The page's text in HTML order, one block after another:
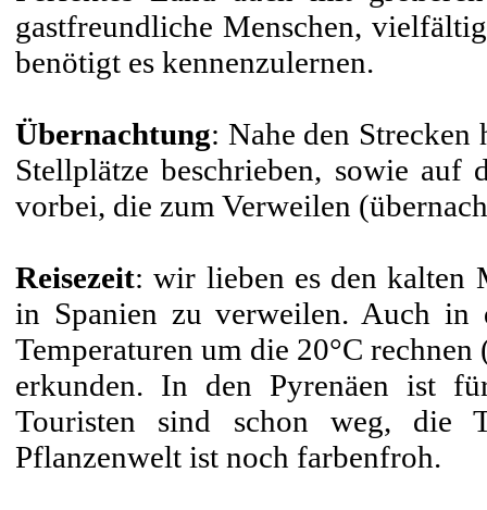
gastfreundliche Menschen,
benötigt es kennenzulernen.
Übernachtung: Nahe den
Stellplätze beschrieben, sowie auf
vorbei, die zum Verweilen
Reisezeit: wir lieben es den kalten
in Spanien zu verweilen. Auch in
Temperaturen um die 20°C
erkunden. In den Pyrenäen ist
Touristen sind schon weg, die
Pflanzenwelt ist noch farbenfroh.